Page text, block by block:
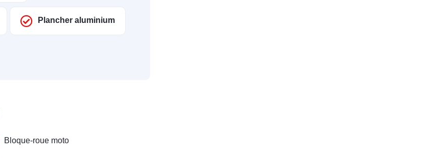
Plancher aluminium
Bloque-roue moto